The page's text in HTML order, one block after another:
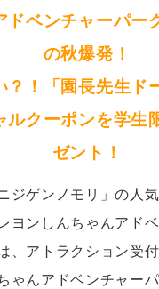
ドベンチャーパー
の秋爆発！
？！「園長先生ド
ルクーポンを学生
ゼント！
ジゲンノモリ」の人
ヨンしんちゃんアド
、アトラクション受
ゃんアドベンチャー